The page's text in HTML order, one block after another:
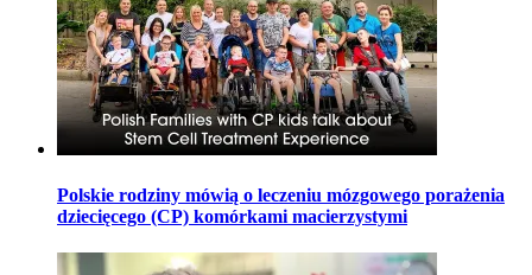
Polskie rodziny mówią o leczeniu mózgowego porażenia
dziecięcego (CP) komórkami macierzystymi